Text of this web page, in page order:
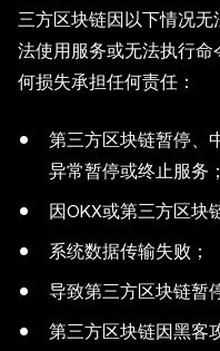
三方区块链因以下情况
法使用服务或无法执行
何损失承担任何责任：
第三方区块链暂停、
异常暂停或终止服务；
因OKX或第三方区块
系统数据传输失败；
导致第三方区块链暂
第三方区块链因黑客